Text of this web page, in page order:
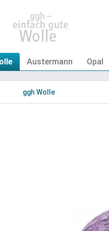
Austermann Opal
ggh Wolle